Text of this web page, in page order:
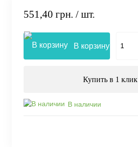
551,40 грн. / шт.
В корзину
Купить в 1 клик
В наличии